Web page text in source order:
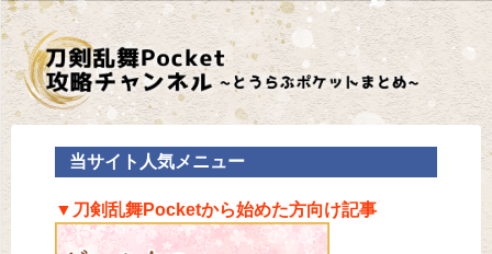
当サイト人気メニュー
▼刀剣乱舞Pocketから始めた方向け記事